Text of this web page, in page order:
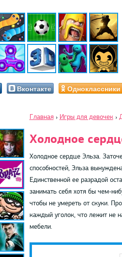
Вконтакте Одноклассники
Главная › Игры для девочек ›
Холодное
Холодное сердце Эльза.
способностей, Эльза
Единственной ее разрадой
занимать себя хотя бы чем-
чтобы не умереть от скуки.
каждый уголок, что лежит не
мебели.